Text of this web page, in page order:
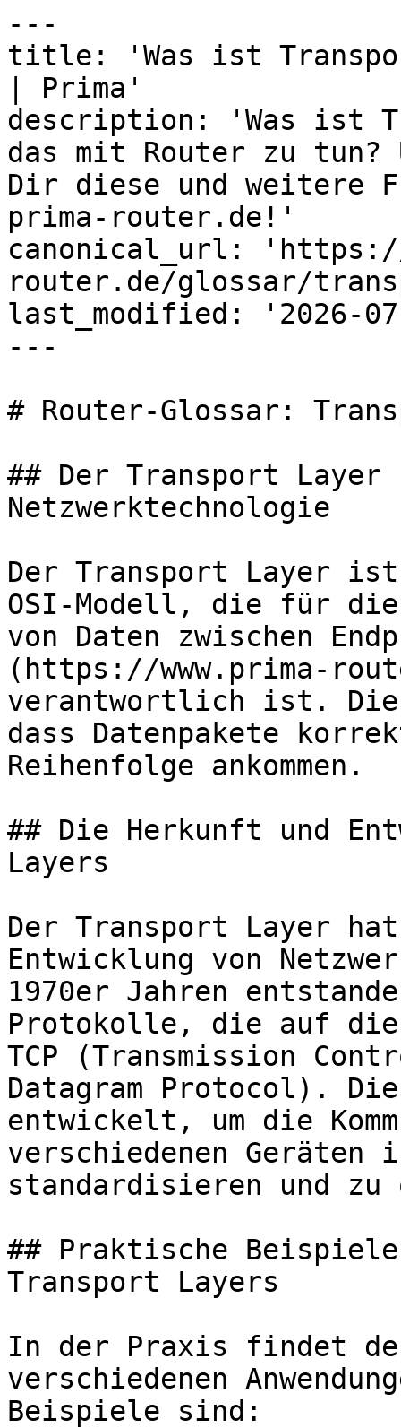
---
title: 'Was ist
| Prima'
description: 'Was ist
das mit Router zu tun?
Dir diese und weitere
prima-router.de!'
canonical_url: 'https://
router.de/glossar/
last_modified: '2026-
---
# Router-Glossar:
## Der Transport
Netzwerktechnologie
Der Transport Layer
OSI-Modell, die für die
von Daten zwischen
(https://www.prima-
verantwortlich ist.
dass Datenpakete
Reihenfolge ankommen.
## Die Herkunft und
Layers
Der Transport Layer
Entwicklung von
1970er Jahren
Protokolle, die auf
TCP (Transmission
Datagram Protocol).
entwickelt, um die
verschiedenen Geräten
standardisieren und zu
## Praktische
Transport Layers
In der Praxis findet
verschiedenen
Beispiele sind: